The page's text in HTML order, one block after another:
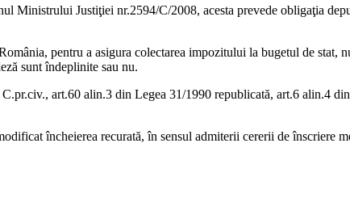
Ministrului Justiţiei nr.2594/C/2008, acesta prevede obligaţia
pentru a asigura colectarea impozitului la bugetul de stat,
sunt îndeplinite sau nu.
art.60 alin.3 din Legea 31/1990 republicată, art.6 alin.4
încheierea recurată, în sensul admiterii cererii de înscriere